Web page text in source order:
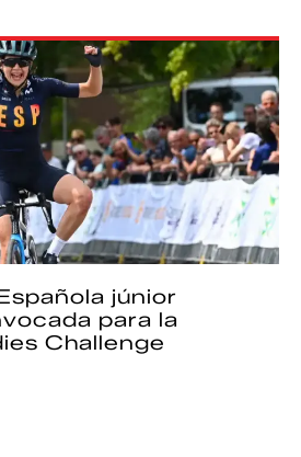
júnior
para la
Challenge